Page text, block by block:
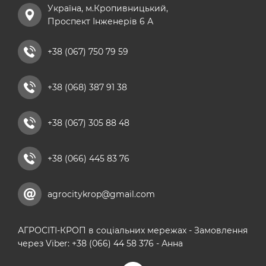
хелатні добрива
добриво універсальне
рідкі азотні добрива
кальцієві добрива
Україна, м.Кропивницький,
Проспект Інженерів 6 А
+38 (067) 750 79 59
+38 (068) 387 91 38
+38 (067) 305 88 48
+38 (066) 445 83 76
agrocitykrop@gmail.com
АГРОСІТІ-КРОП в соціальних мережах - Замовлення
через Viber: +38 (066) 44 58 376 - Анна